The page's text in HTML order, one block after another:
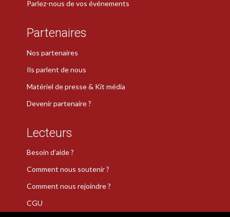
Parlez-nous de vos événements
Partenaires
Nos partenaires
Ils parlent de nous
Matériel de presse & Kit média
Devenir partenaire ?
Lecteurs
Besoin d’aide ?
Comment nous soutenir ?
Comment nous rejoindre ?
CGU